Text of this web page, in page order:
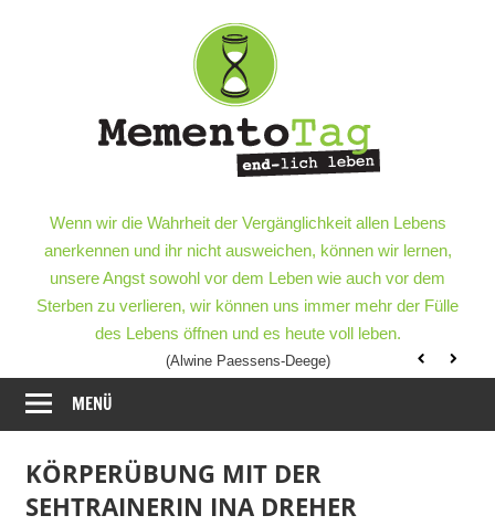
leben
end-
lich
leben
Wenn wir die Wahrheit der Vergänglichkeit allen Lebens
anerkennen und ihr nicht ausweichen, können wir lernen,
unsere Angst sowohl vor dem Leben wie auch vor dem
Sterben zu verlieren, wir können uns immer mehr der Fülle
des Lebens öffnen und es heute voll leben.
(Alwine Paessens-Deege)
MENÜ
KÖRPERÜBUNG MIT DER
SEHTRAINERIN INA DREHER